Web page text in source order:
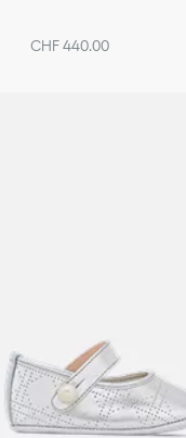
CHF 440.00